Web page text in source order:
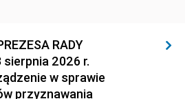
RADY
sierpnia 2026 r.
w sprawie
przyznawania